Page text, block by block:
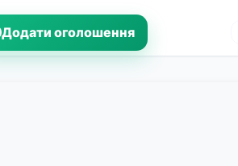
Додати оголошення